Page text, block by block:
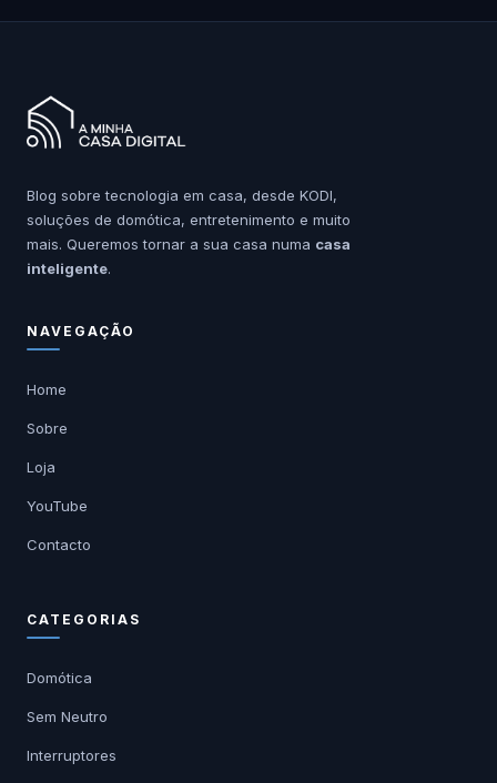
Blog sobre tecnologia em casa, desde KODI,
soluções de domótica, entretenimento e muito
mais. Queremos tornar a sua casa numa casa
inteligente.
NAVEGAÇÃO
Home
Sobre
Loja
YouTube
Contacto
CATEGORIAS
Domótica
Sem Neutro
Interruptores